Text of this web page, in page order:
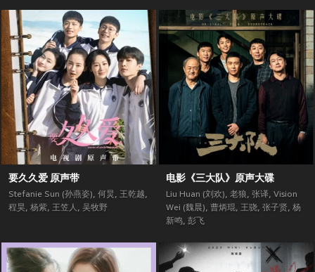
要久久爱 原声带
Stefanie Sun (孙燕姿), 何炅, 王乾越,
程昊, 杨紫, 王笠人, 吴牧野
电影《三大队》原声大碟
Liu Huan (刘欢), 老狼, 张译, Vision
Wei (魏晨), 曹炳琨, 王骁, 张子贤, 杨
新鸣, 彭飞